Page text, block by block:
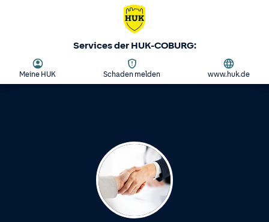
Services der HUK-COBURG:
Meine HUK Schaden melden www.huk.de